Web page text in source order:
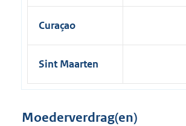
Curaçao
Sint Maarten
Moederverdrag(en)